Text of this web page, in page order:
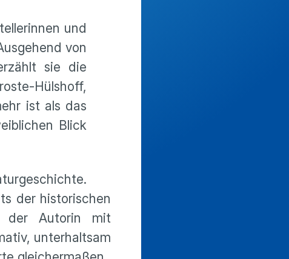
und
von
sie die
Hülshoff,
ist als das
Blick
der historischen
der Autorin mit
unterhaltsam